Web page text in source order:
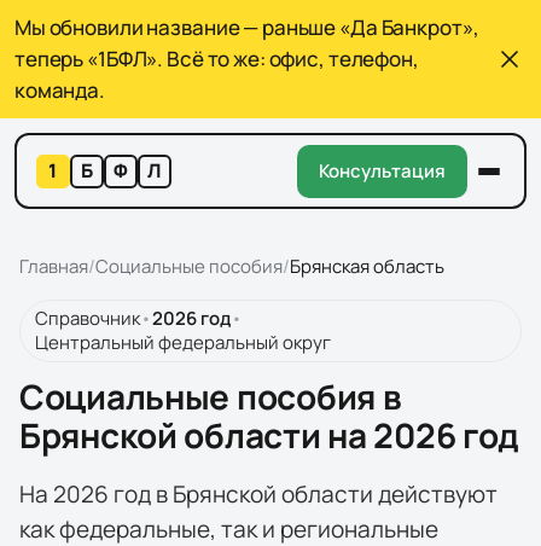
Мы обновили название — раньше «Да Банкрот»,
теперь «1БФЛ». Всё то же: офис, телефон,
команда.
1 Б Ф Л Консультация
Главная/Социальные пособия/Брянская область
Справочник•2026 год•
Центральный федеральный округ
Социальные пособия в
Брянской области на 2026 год
На 2026 год в Брянской области действуют
как федеральные, так и региональные